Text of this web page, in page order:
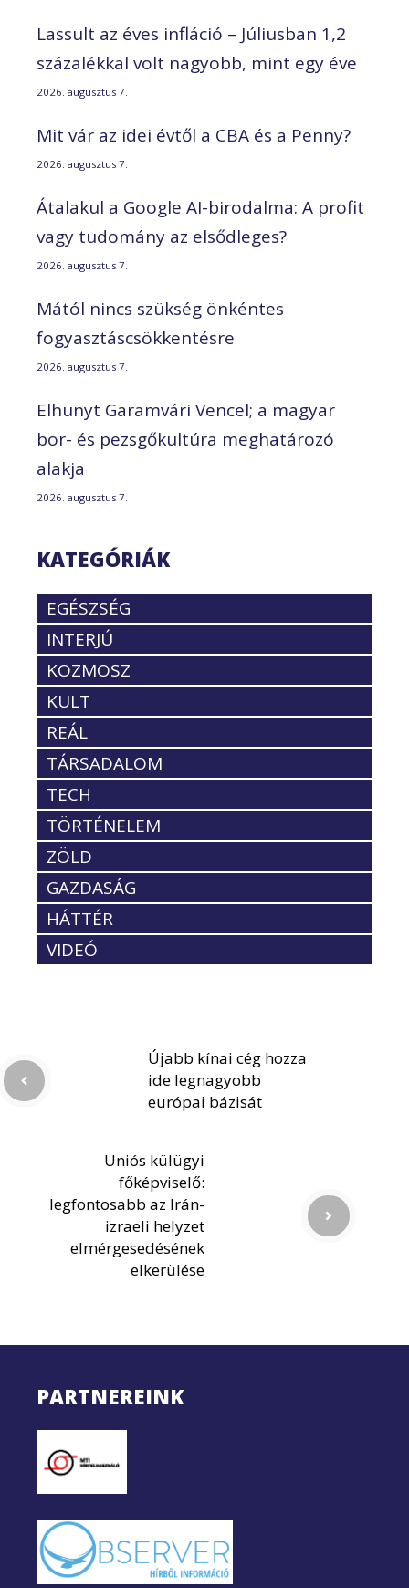
Lassult az éves infláció – Júliusban 1,2
százalékkal volt nagyobb, mint egy éve
2026. augusztus 7.
Mit vár az idei évtől a CBA és a Penny?
2026. augusztus 7.
Átalakul a Google AI-birodalma: A profit
vagy tudomány az elsődleges?
2026. augusztus 7.
Mától nincs szükség önkéntes
fogyasztáscsökkentésre
2026. augusztus 7.
Elhunyt Garamvári Vencel; a magyar
bor- és pezsgőkultúra meghatározó
alakja
2026. augusztus 7.
KATEGÓRIÁK
EGÉSZSÉG
INTERJÚ
KOZMOSZ
KULT
REÁL
TÁRSADALOM
TECH
TÖRTÉNELEM
ZÖLD
GAZDASÁG
HÁTTÉR
VIDEÓ
Újabb kínai cég hozza
ide legnagyobb
európai bázisát
Uniós külügyi
főképviselő:
legfontosabb az Irán-
izraeli helyzet
elmérgesedésének
elkerülése
PARTNEREINK